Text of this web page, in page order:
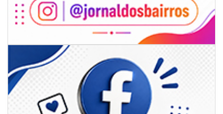
08/08/2026 | 07:00
Univali e Câmara de Vereadores de Itajaí reúnem especialistas para
discutir políticas públicas e inovação
BALNEÁRIO CAMBORIÚ